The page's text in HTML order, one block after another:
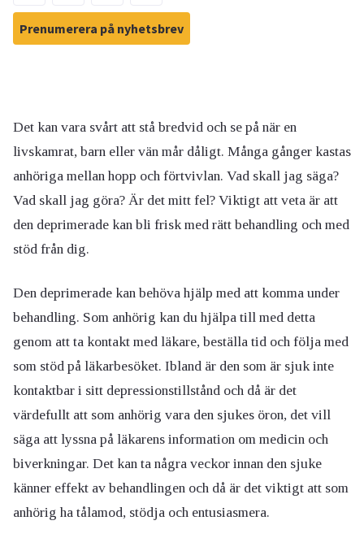
Prenumerera på nyhetsbrev
Det kan vara svårt att stå bredvid och se på när en
livskamrat, barn eller vän mår dåligt. Många gånger kastas
anhöriga mellan hopp och förtvivlan. Vad skall jag säga?
Vad skall jag göra? Är det mitt fel? Viktigt att veta är att
den deprimerade kan bli frisk med rätt behandling och med
stöd från dig.
Den deprimerade kan behöva hjälp med att komma under
behandling. Som anhörig kan du hjälpa till med detta
genom att ta kontakt med läkare, beställa tid och följa med
som stöd på läkarbesöket. Ibland är den som är sjuk inte
kontaktbar i sitt depressionstillstånd och då är det
värdefullt att som anhörig vara den sjukes öron, det vill
säga att lyssna på läkarens information om medicin och
biverkningar. Det kan ta några veckor innan den sjuke
känner effekt av behandlingen och då är det viktigt att som
anhörig ha tålamod, stödja och entusiasmera.